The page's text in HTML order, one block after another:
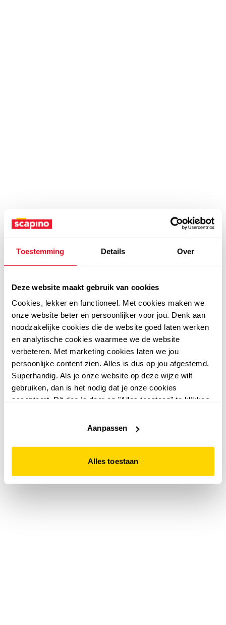
Toestemming Details Over
Deze website maakt gebruik van cookies
Cookies, lekker en functioneel. Met cookies maken we
onze website beter en persoonlijker voor jou. Denk aan
noodzakelijke cookies die de website goed laten werken
en analytische cookies waarmee we de website
verbeteren. Met marketing cookies laten we jou
persoonlijke content zien. Alles is dus op jou afgestemd.
Superhandig. Als je onze website op deze wijze wilt
gebruiken, dan is het nodig dat je onze cookies
accepteert. Dit doe je door op "Alles toestaan" te klikken.
website niet optimaal functioneert.
Aanpassen
Alles toestaan